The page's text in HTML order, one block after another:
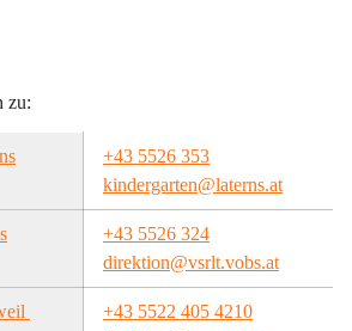
zu:
+43 5526 353
kindergarten@laterns.at
+43 5526 324
direktion@vsrlt.vobs.at
+43 5522 405 4210